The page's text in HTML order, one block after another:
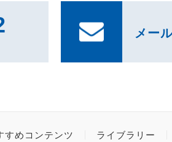
メー
すめコンテンツ ライブラリー